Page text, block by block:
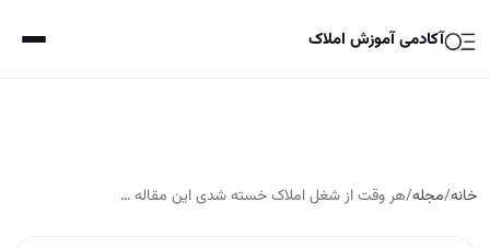
آکادمی آموزش املاک
خانه/مجله/هر وقت از شغل املاک خسته شدی این مقاله …